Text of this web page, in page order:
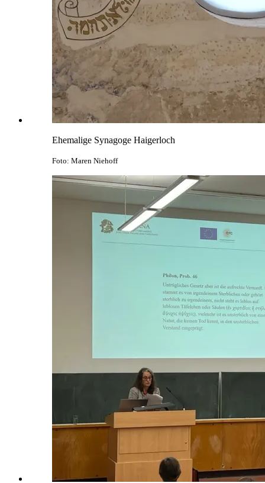
Ehemalige Synagoge Haigerloch
Foto: Maren Niehoff